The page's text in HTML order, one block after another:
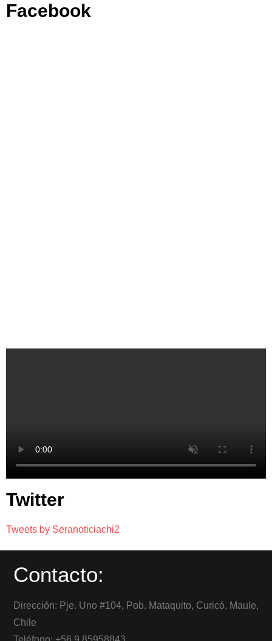
Facebook
Twitter
Tweets by Seranoticiachi2
Contacto:
Dirección: Pje. Uno #104, Pob. Mataquito, Curicó, Maule,
Chile